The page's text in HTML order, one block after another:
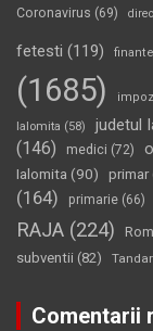
Coronavirus (69)
fetesti (119) finante
(1685)
Ialomita (58) judetul
(146)
medici (72)
Ialomita (90) primar
(164)
primarie (66)
RAJA (224)
subventii (82)
Comentarii